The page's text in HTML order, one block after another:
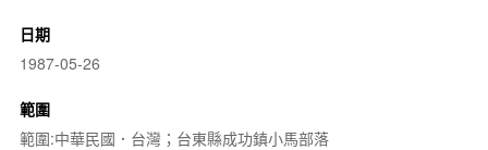
日期
1987-05-26
範圍
範圍:中華民國．台灣；台東縣成功鎮小馬部落